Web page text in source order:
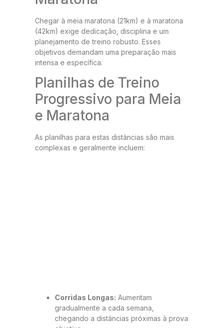
Chegar à meia maratona (21km) e à maratona
(42km) exige dedicação, disciplina e um
planejamento de treino robusto. Esses
objetivos demandam uma preparação mais
intensa e específica.
Planilhas de Treino
Progressivo para Meia
e Maratona
As planilhas para estas distâncias são mais
complexas e geralmente incluem:
Corridas Longas: Aumentam
gradualmente a cada semana,
chegando a distâncias próximas à prova